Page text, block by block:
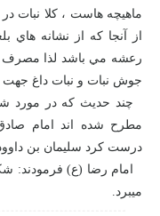
ماهيچه هاست ، كلا نبات
از آنجا كه از نشانه
رعشه مي باشد لذا مصرف
جوش نبات و نبات داغ جهت
چند حديث كه در مورد
مطرح شده اند امام
درست کرد سليمان بن
امام رضا (ع) فرمودند:
ميبرد.